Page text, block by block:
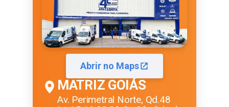
Abrir no Maps
MATRIZ GOIÁS
Av. Perimetral Norte, Qd.48